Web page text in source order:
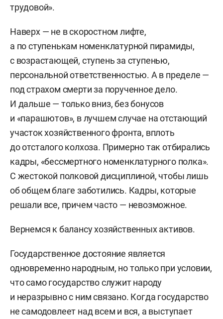
трудовой».
Наверх — не в скоростном лифте,
а по ступенькам номенклатурной пирамиды,
с возрастающей, ступень за ступенью,
персональной ответственностью. А в пределе —
под страхом смерти за порученное дело.
И дальше — только вниз, без бонусов
и «парашютов», в лучшем случае на отстающий
участок хозяйственного фронта, вплоть
до отсталого колхоза. Примерно так отбирались
кадры, «бессмертного номенклатурного полка».
С жестокой полковой дисциплиной, чтобы лишь
об общем благе заботились. Кадры, которые
решали все, причем часто — невозможное.
Вернемся к балансу хозяйственных активов.
Государственное достояние является
одновременно народным, но только при условии,
что само государство служит народу
и неразрывно с ним связано. Когда государство
не самодовлеет над всем и вся, а выступает